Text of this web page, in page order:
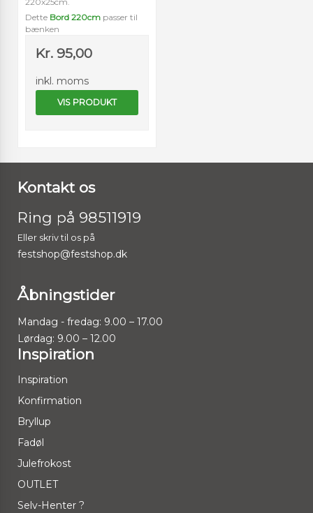
Dette Bord 220cm passer til
bænken
Kr. 95,00
inkl. moms
VIS PRODUKT
Kontakt os
Ring på 98511919
Eller skriv til os på
festshop@festshop.dk
Åbningstider
Mandag - fredag: 9.00 – 17.00
Lørdag: 9.00 – 12.00
Inspiration
Inspiration
Konfirmation
Bryllup
Fadøl
Julefrokost
OUTLET
Selv-Henter ?